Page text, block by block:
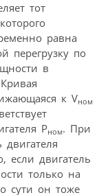
тот
равна
перегрузку по
в
к Vном
Рном. При
если двигатель
только на
сути он тоже